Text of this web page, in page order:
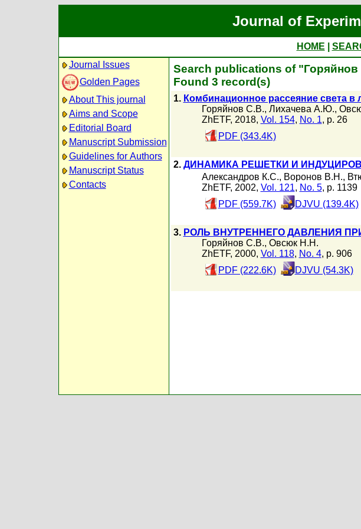
Journal of
HOME
Journal Issues
Golden Pages
About This journal
Aims and Scope
Editorial Board
Manuscript Submission
Guidelines for Authors
Manuscript Status
Contacts
Search publications of
Found 3 record(s)
1. Комбинационное рассеяние света в
Горяйнов С.В., Лихачева А.Ю.,
ZhETF, 2018, Vol. 154, No. 1, p. 26
PDF (343.4K)
2. ДИНАМИКА РЕШЕТКИ И
Александров К.С., Воронов В.Н.,
ZhETF, 2002, Vol. 121, No. 5, p. 1139
PDF (559.7K)
DJVU (139.4K)
3. РОЛЬ ВНУТРЕННЕГО ДАВЛЕНИЯ
Горяйнов С.В., Овсюк Н.Н.
ZhETF, 2000, Vol. 118, No. 4, p. 906
PDF (222.6K)
DJVU (54.3K)